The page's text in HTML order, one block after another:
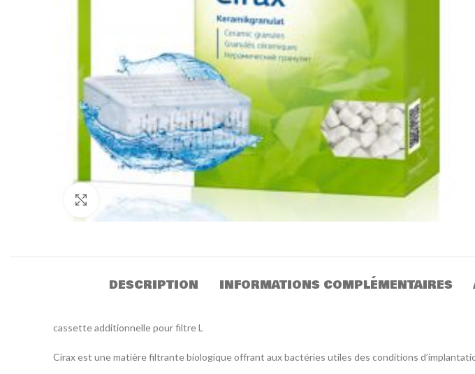
Click to enlarge
DESCRIPTION INFORMATIONS COMPLÉMENTAIRES
cassette additionnelle pour filtre L
Cirax est une matière filtrante biologique offrant aux bactéries utiles des conditions